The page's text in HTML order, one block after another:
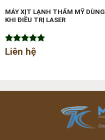
MÁY XỊT LẠNH THẨM MỸ DÙNG
KHI ĐIỀU TRỊ LASER
Được xếp
5.00
Liên hệ